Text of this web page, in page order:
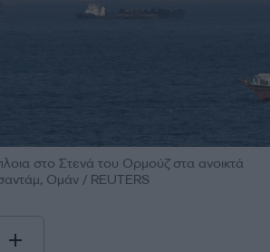
στο Στενά του Ορμούζ στα ανοικτά
Ομάν / REUTERS